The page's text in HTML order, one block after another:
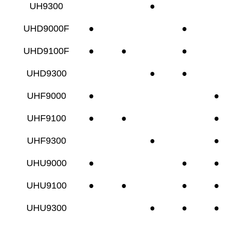
UH9300 ●
UHD9000F ● ●
UHD9100F ● ● ●
UHD9300 ● ●
UHF9000 ● ●
UHF9100 ● ● ●
UHF9300 ● ●
UHU9000 ● ● ●
UHU9100 ● ● ● ●
UHU9300 ● ● ●